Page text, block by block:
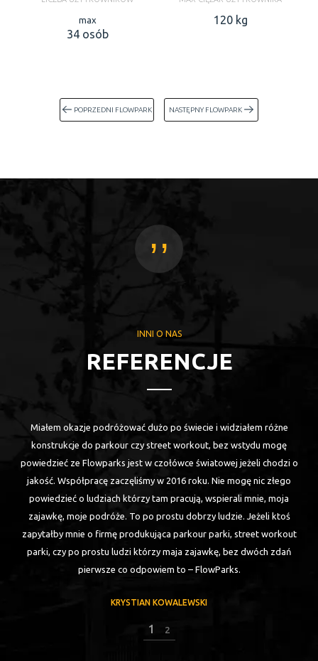
max
34 osób
120 kg
POPRZEDNI FLOWPARK NASTĘPNY FLOWPARK
INNI O NAS
REFERENCJE
,,
Miałem okazje podróżować dużo po świecie i widziałem różne
konstrukcje do parkour czy street workout, bez wstydu mogę
powiedzieć ze Flowparks jest w czołówce światowej jeżeli chodzi o
jakość. Współpracę zaczęliśmy w 2016 roku. Nie mogę nic złego
powiedzieć o ludziach którzy tam pracują, wspierali mnie, moja
zajawkę, moje podróże. To po prostu dobrzy ludzie. Jeżeli ktoś
zapytałby mnie o firmę produkująca parkour parki, street workout
parki, czy po prostu ludzi którzy maja zajawkę, bez dwóch zdań
pierwsze co odpowiem to – FlowParks.
KRYSTIAN KOWALEWSKI
1 2